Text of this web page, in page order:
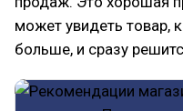
может увидеть товар,
больше, и сразу